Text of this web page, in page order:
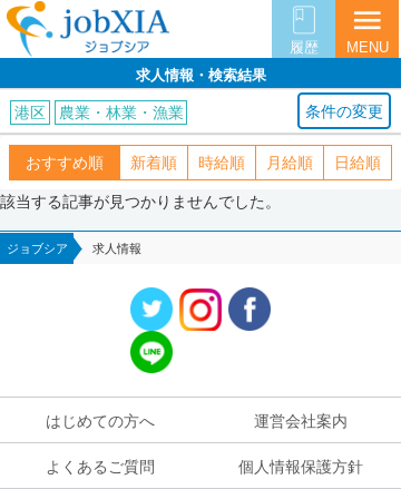
履歴
menu
MENU
求人情報・検索結果
条件の変更
港区 農業・林業・漁業
おすすめ順 新着順 時給順 月給順 日給順
該当する記事が見つかりませんでした。
ジョブシア 求人情報
はじめての方へ 運営会社案内
よくあるご質問 個人情報保護方針